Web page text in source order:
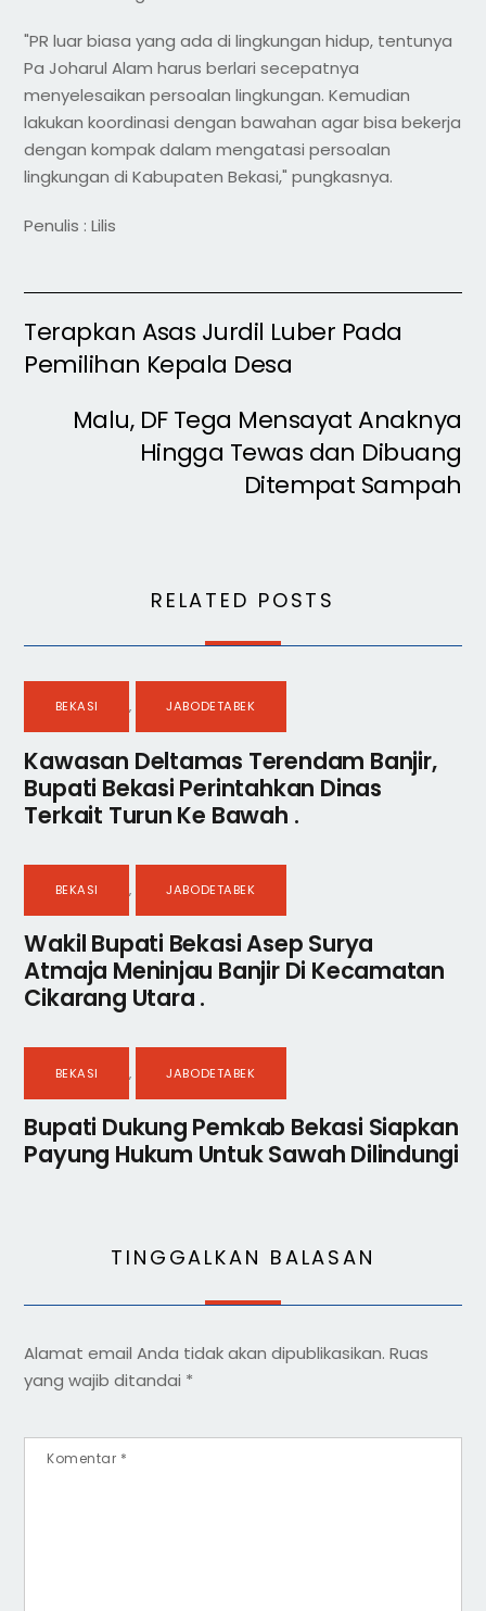
"PR luar biasa yang ada di lingkungan hidup, tentunya
Pa Joharul Alam harus berlari secepatnya
menyelesaikan persoalan lingkungan. Kemudian
lakukan koordinasi dengan bawahan agar bisa bekerja
dengan kompak dalam mengatasi persoalan
lingkungan di Kabupaten Bekasi," pungkasnya.
Penulis : Lilis
Terapkan Asas Jurdil Luber Pada
Pemilihan Kepala Desa
Malu, DF Tega Mensayat Anaknya
Hingga Tewas dan Dibuang
Ditempat Sampah
RELATED POSTS
BEKASI , JABODETABEK
Kawasan Deltamas Terendam Banjir,
Bupati Bekasi Perintahkan Dinas
Terkait Turun Ke Bawah .
BEKASI , JABODETABEK
Wakil Bupati Bekasi Asep Surya
Atmaja Meninjau Banjir Di Kecamatan
Cikarang Utara .
BEKASI , JABODETABEK
Bupati Dukung Pemkab Bekasi Siapkan
Payung Hukum Untuk Sawah Dilindungi
TINGGALKAN BALASAN
Alamat email Anda tidak akan dipublikasikan. Ruas
yang wajib ditandai *
Komentar *